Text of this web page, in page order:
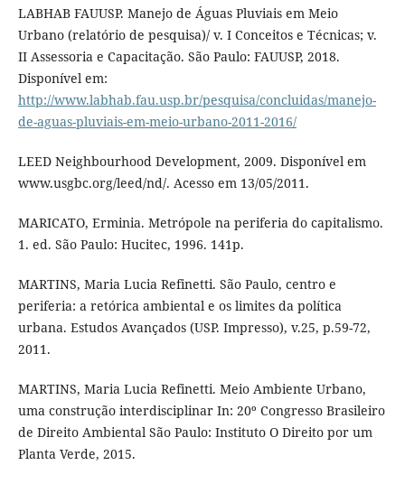
LABHAB FAUUSP. Manejo de Águas Pluviais em Meio
Urbano (relatório de pesquisa)/ v. I Conceitos e Técnicas; v.
II Assessoria e Capacitação. São Paulo: FAUUSP, 2018.
Disponível em:
http://www.labhab.fau.usp.br/pesquisa/concluidas/manejo-
de-aguas-pluviais-em-meio-urbano-2011-2016/
LEED Neighbourhood Development, 2009. Disponível em
www.usgbc.org/leed/nd/. Acesso em 13/05/2011.
MARICATO, Erminia. Metrópole na periferia do capitalismo.
1. ed. São Paulo: Hucitec, 1996. 141p.
MARTINS, Maria Lucia Refinetti. São Paulo, centro e
periferia: a retórica ambiental e os limites da política
urbana. Estudos Avançados (USP. Impresso), v.25, p.59-72,
2011.
MARTINS, Maria Lucia Refinetti. Meio Ambiente Urbano,
uma construção interdisciplinar In: 20º Congresso Brasileiro
de Direito Ambiental São Paulo: Instituto O Direito por um
Planta Verde, 2015.